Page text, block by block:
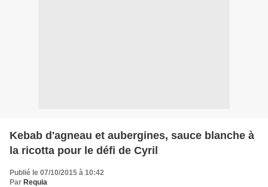
Kebab d'agneau et aubergines, sauce blanche à
la ricotta pour le défi de Cyril
Publié le 07/10/2015 à 10:42
Par Requia